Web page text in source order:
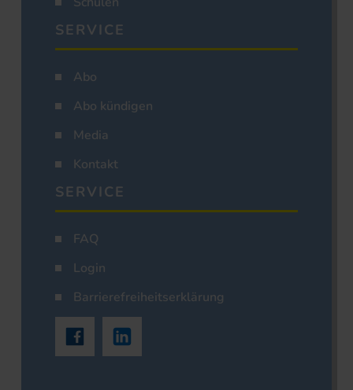
SERVICE
Abo
Abo kündigen
Media
Kontakt
SERVICE
FAQ
Login
Barrierefreiheitserklärung